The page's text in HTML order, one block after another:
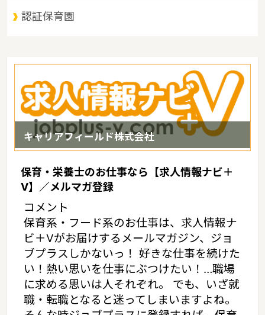
認証保育園
キャリアフィールド株式会社
保育・栄養士のお仕事なら【求人情報ナビ＋
V】／メルマガ登録
コメント
保育系・フード系のお仕事は、求人情報ナ
ビ＋Vがお届けするメールマガジン、ジョ
ブプラスしかないっ！ 好きな仕事を続けた
い！熱い思いを仕事にぶつけたい！…職場
に求める思いは人それぞれ。 でも、いざ就
職・転職となると迷ってしまいますよね。